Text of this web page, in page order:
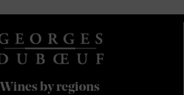
Wines by regions